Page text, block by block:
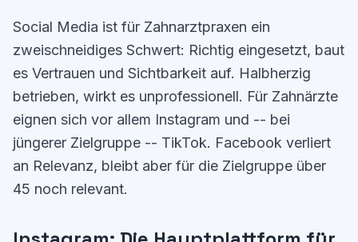
Social Media ist für Zahnarztpraxen ein
zweischneidiges Schwert: Richtig eingesetzt, baut
es Vertrauen und Sichtbarkeit auf. Halbherzig
betrieben, wirkt es unprofessionell. Für Zahnärzte
eignen sich vor allem Instagram und -- bei
jüngerer Zielgruppe -- TikTok. Facebook verliert
an Relevanz, bleibt aber für die Zielgruppe über
45 noch relevant.